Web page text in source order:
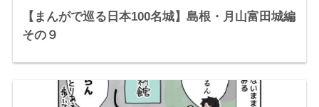
【まんがで巡る日本100名城】島根・月山富田城編
その９